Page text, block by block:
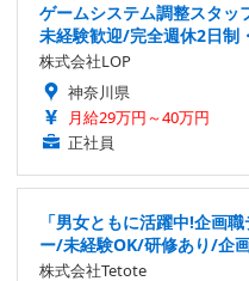
ゲームシステム調整スタ
未経験歓迎/完全週休2日制
株式会社LOP
神奈川県
月給29万円～40万円
正社員
「男女ともに活躍中!企画
ー/未経験OK/研修あり/企
株式会社Tetote